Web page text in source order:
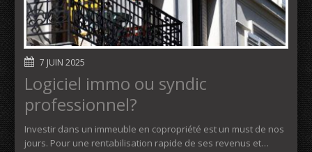
7 JUIN 2025
Logiciel immo ou syndic
professionnel?
Investir dans un immeuble en copropriété est un must de nos
jours. Pour une rentabilisation rapide de ses revenus et…